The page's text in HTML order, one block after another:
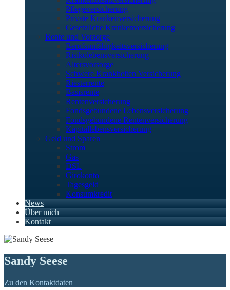
Pflegeversicherung
Private Krankenversicherung
Gesetzliche Krankenversicherung
Rente und Vorsorge
Berufs­unfähigkeitsversicherung
Risikolebensversicherung
Altersvorsorge
Schwere Krankheiten Versicherung
Riesterrente
Basisrente
Rentenversicherung
Fondsgebundene Lebensversicherung
Fondsgebundene Rentenversicherung
Kapitallebensversicherung
Geld und Sparen
Strom
Gas
DSL
Girokonto
Tagesgeld
Konsumkredit
News
Über mich
Kontakt
Sandy Seese
Zu den Kontaktdaten